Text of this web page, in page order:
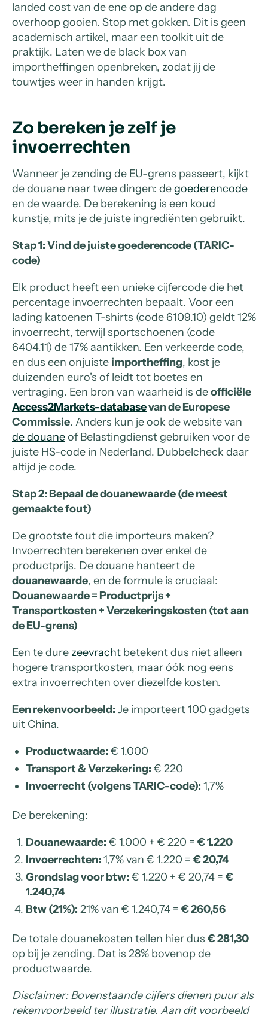
landed cost van de ene op de andere dag
overhoop gooien. Stop met gokken. Dit is geen
academisch artikel, maar een toolkit uit de
praktijk. Laten we de black box van
importheffingen openbreken, zodat jij de
touwtjes weer in handen krijgt.
Zo bereken je zelf je
invoerrechten
Wanneer je zending de EU-grens passeert, kijkt
de douane naar twee dingen: degoederencode
en de waarde. De berekening is een koud
kunstje, mits je de juiste ingrediënten gebruikt.
Stap 1: Vind de juiste goederencode (TARIC-
code)
Elk product heeft een unieke cijfercode die het
percentage invoerrechten bepaalt. Voor een
lading katoenen T-shirts (code 6109.10) geldt 12%
invoerrecht, terwijl sportschoenen (code
6404.11) de 17% aantikken. Een verkeerde code,
en dus een onjuiste importheffing, kost je
duizenden euro's of leidt tot boetes en
vertraging. Een bron van waarheid is deofficiële
Access2Markets-databasevan de Europese
Commissie. Anders kun je ook de website van
de douaneof Belastingdienst gebruiken voor de
juiste HS-code in Nederland. Dubbelcheck daar
altijd je code.
Stap 2: Bepaal de douanewaarde (de meest
gemaakte fout)
De grootste fout die importeurs maken?
Invoerrechten berekenen over enkel de
productprijs. De douane hanteert de
douanewaarde, en de formule is cruciaal:
Douanewaarde = Productprijs +
Transportkosten + Verzekeringskosten (tot aan
de EU-grens)
Een te dure zeevracht betekent dus niet alleen
hogere transportkosten, maar óók nog eens
extra invoerrechten over diezelfde kosten.
Een rekenvoorbeeld: Je importeert 100 gadgets
uit China.
Productwaarde: € 1.000
Transport & Verzekering: € 220
Invoerrecht (volgens TARIC-code): 1,7%
De berekening:
Douanewaarde: € 1.000 + € 220 = € 1.220
Invoerrechten: 1,7% van € 1.220 = € 20,74
Grondslag voor btw: € 1.220 + € 20,74 = €
1.240,74
Btw (21%): 21% van € 1.240,74 = € 260,56
De totale douanekosten tellen hier dus € 281,30
op bij je zending. Dat is 28% bovenop de
productwaarde.
Disclaimer: Bovenstaande cijfers dienen puur als
rekenvoorbeeld ter illustratie. Aan dit voorbeeld